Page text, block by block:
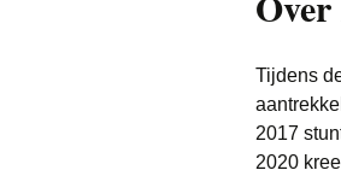
Tijdens
2017
2020